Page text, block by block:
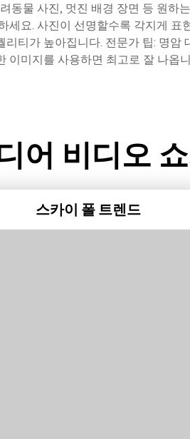
동물 사진, 멋진 배경 장면 등 원하
세요. 사진이 선명할수록 각지게 표
리티가 높아집니다. 전문가 팁: 명암
이미지를 사용하면 최고로 잘 나옵
어 비디오
스카이 폴 트렌드